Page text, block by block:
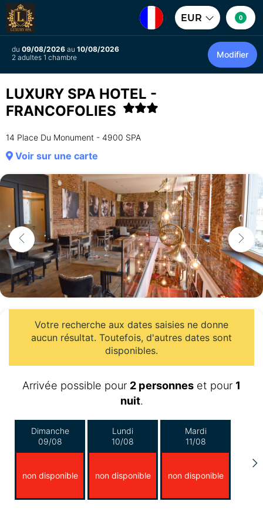
EUR 0
du 09/08/2026 au 10/08/2026
2 adultes 1 chambre
Modifier
LUXURY SPA HOTEL -
FRANCOFOLIES
14 Place Du Monument - 4900 SPA
Voir sur une carte
Votre recherche aux dates saisies ne donne
aucun résultat. Toutefois, d'autres dates sont
disponibles.
Arrivée possible pour 2 personnes et pour 1
nuit.
Dimanche
09/08
non disponible
Lundi
10/08
non disponible
Mardi
11/08
non disponible